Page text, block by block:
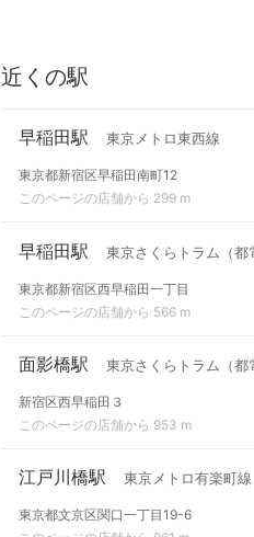
近くの駅
早稲田駅 東京メトロ東西線
東京都新宿区早稲田南町12
このページの店舗から 299 m
早稲田駅 東京さくらトラム（都
東京都新宿区西早稲田一丁目
このページの店舗から 566 m
面影橋駅 東京さくらトラム（都
新宿区西早稲田３
このページの店舗から 953 m
江戸川橋駅 東京メトロ有楽町線
東京都文京区関口一丁目19-6